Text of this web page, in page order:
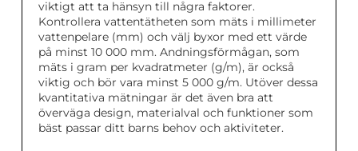
viktigt att ta hänsyn till några faktorer.
Kontrollera vattentätheten som mäts i millimeter
vattenpelare (mm) och välj byxor med ett värde
på minst 10 000 mm. Andningsförmågan, som
mäts i gram per kvadratmeter (g/m), är också
viktig och bör vara minst 5 000 g/m. Utöver dessa
kvantitativa mätningar är det även bra att
överväga design, materialval och funktioner som
bäst passar ditt barns behov och aktiviteter.